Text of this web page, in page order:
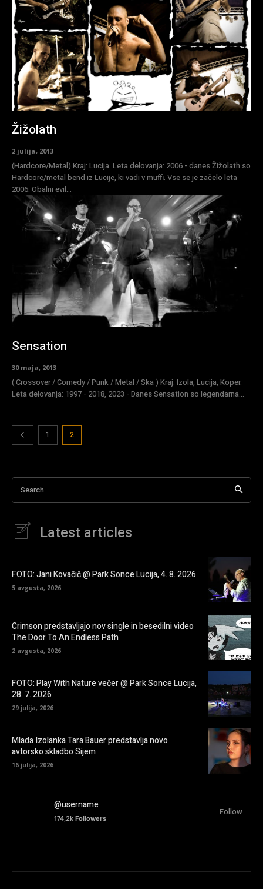
Žižolath
2 julija, 2013
(Hardcore/Metal) Kraj: Lucija. Leta delovanja: 2006 - danes Žižolath so
Hardcore/metal bend iz Lucije, ki vadi v muffi. Vse se je začelo leta
2006. Obalni evil...
Sensation
30 maja, 2013
( Crossover / Comedy / Punk / Metal / Ska ) Kraj: Izola, Lucija, Koper.
Leta delovanja: 1997 - 2018, 2023 - Danes Sensation so legendarna...
1 2
Search
Latest articles
FOTO: Jani Kovačič @ Park Sonce Lucija, 4. 8. 2026
5 avgusta, 2026
Crimson predstavljajo nov single in besedilni video
The Door To An Endless Path
2 avgusta, 2026
FOTO: Play With Nature večer @ Park Sonce Lucija,
28. 7. 2026
29 julija, 2026
Mlada Izolanka Tara Bauer predstavlja novo
avtorsko skladbo Sijem
16 julija, 2026
@username
174,2k Followers
Follow